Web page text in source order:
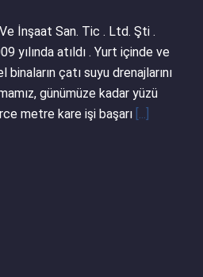
İnşaat San. Tic . Ltd. Şti .
yılında atıldı . Yurt içinde ve
binaların çatı suyu drenajlarını
günümüze kadar yüzü
metre kare işi başarı [...]